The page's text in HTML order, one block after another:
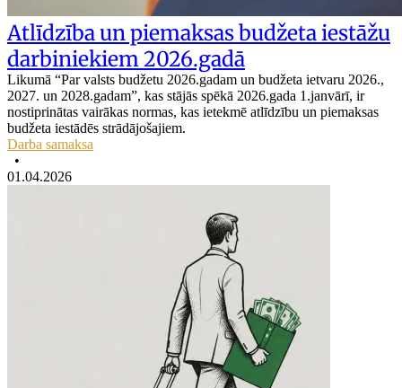
Atlīdzība un piemaksas budžeta iestāžu
darbiniekiem 2026.gadā
Likumā “Par valsts budžetu 2026.gadam un budžeta ietvaru 2026.,
2027. un 2028.gadam”, kas stājās spēkā 2026.gada 1.janvārī, ir
nostiprinātas vairākas normas, kas ietekmē atlīdzību un piemaksas
budžeta iestādēs strādājošajiem.
Darba samaksa
•
01.04.2026